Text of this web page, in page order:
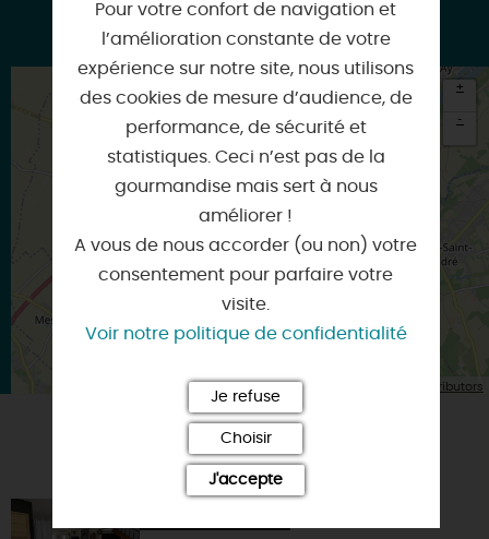
×
MEUNG-SUR-LOIRE
+
-
| Map data © OpenStreetMap contributors
VOUS AIMEREZ AUSSI
Pour votre confort de navigation et
l’amélioration constante de votre
expérience sur notre site, nous utilisons
des cookies de mesure d’audience, de
performance, de sécurité et
statistiques. Ceci n’est pas de la
gourmandise mais sert à nous
améliorer !
A vous de nous accorder (ou non) votre
consentement pour parfaire votre
visite.
Voir notre politique de confidentialité
Je refuse
Choisir
J'accepte